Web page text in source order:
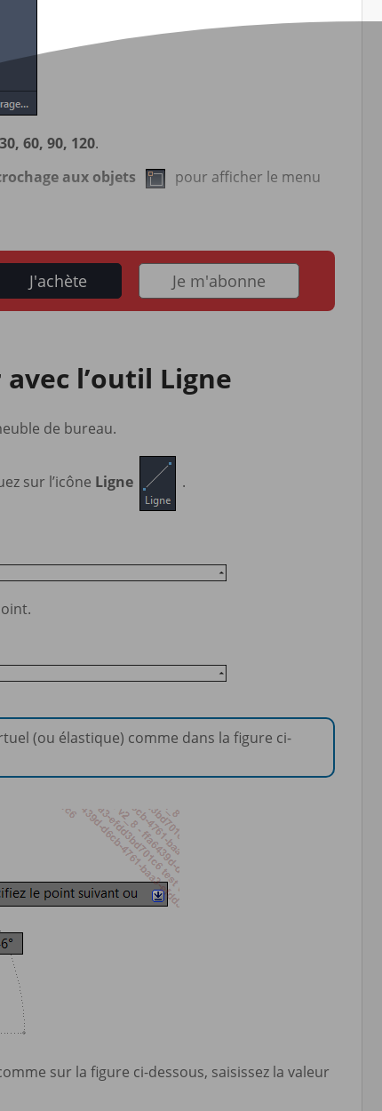
30, 60, 90, 120.
aux objets
pour afficher le menu
J'achète Je m'abonne
l’outil Ligne
de bureau.
sur l’icône Ligne .
(ou élastique) comme dans la figure ci-
sur la figure ci-dessous, saisissez la valeur